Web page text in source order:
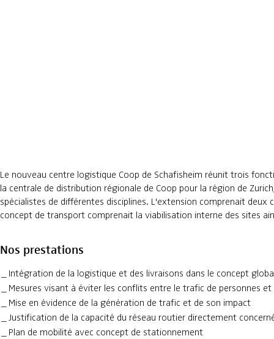
Le nouveau centre logistique Coop de Schafisheim réunit trois
la centrale de distribution régionale de Coop pour la région de
spécialistes de différentes disciplines. L'extension comprenait
concept de transport comprenait la viabilisation interne des sites
Nos prestations
Intégration de la logistique et des livraisons dans le concept
Mesures visant à éviter les conflits entre le trafic de personnes
Mise en évidence de la génération de trafic et de son impact
Justification de la capacité du réseau routier directement
Plan de mobilité avec concept de stationnement